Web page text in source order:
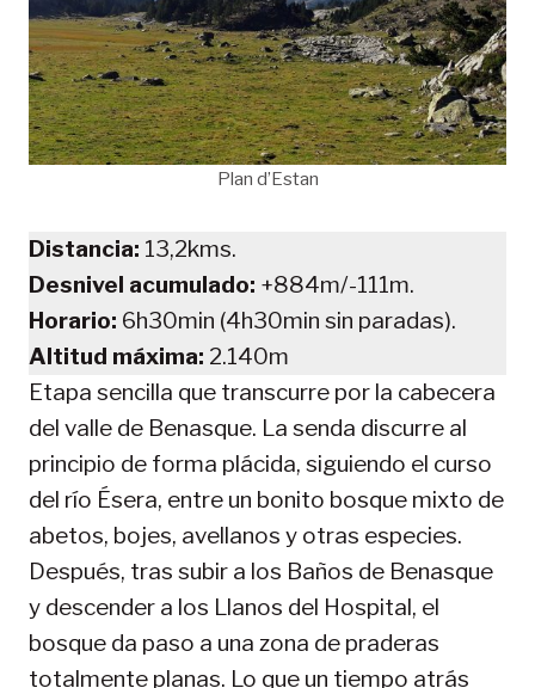
Plan d’Estan
Distancia: 13,2kms.
Desnivel acumulado: +884m/-111m.
Horario: 6h30min (4h30min sin paradas).
Altitud máxima: 2.140m
Etapa sencilla que transcurre por la cabecera
del valle de Benasque. La senda discurre al
principio de forma plácida, siguiendo el curso
del río Ésera, entre un bonito bosque mixto de
abetos, bojes, avellanos y otras especies.
Después, tras subir a los Baños de Benasque
y descender a los Llanos del Hospital, el
bosque da paso a una zona de praderas
totalmente planas. Lo que un tiempo atrás